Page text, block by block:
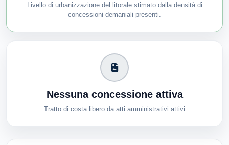
Livello di urbanizzazione del litorale stimato dalla densità di
concessioni demaniali presenti.
Nessuna concessione attiva
Tratto di costa libero da atti amministrativi attivi